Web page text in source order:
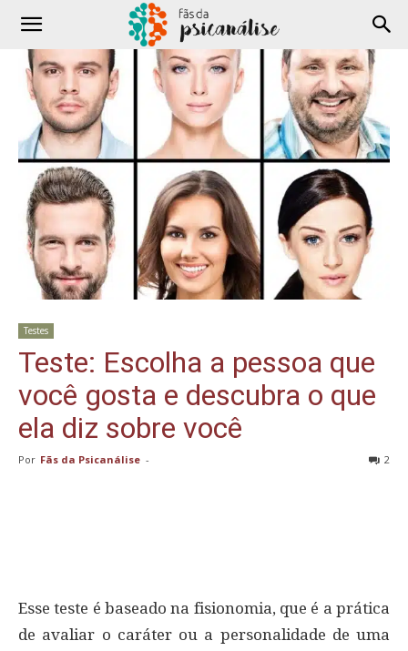
Testes
Teste: Escolha a pessoa que
você gosta e descubra o que
ela diz sobre você
Por Fãs da Psicanálise - 2
Esse teste é baseado na fisionomia, que é a prática
de avaliar o caráter ou a personalidade de uma